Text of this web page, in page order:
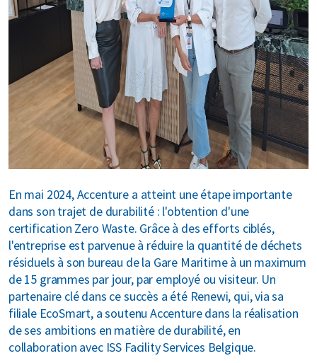
Contact
propos de nous
En mai 2024, Accenture a atteint une étape importante
dans son trajet de durabilité : l'obtention d'une
certification Zero Waste. Grâce à des efforts ciblés,
l'entreprise est parvenue à réduire la quantité de déchets
résiduels à son bureau de la Gare Maritime à un maximum
de 15 grammes par jour, par employé ou visiteur. Un
partenaire clé dans ce succès a été Renewi, qui, via sa
filiale EcoSmart, a soutenu Accenture dans la réalisation
de ses ambitions en matière de durabilité, en
collaboration avec ISS Facility Services Belgique.